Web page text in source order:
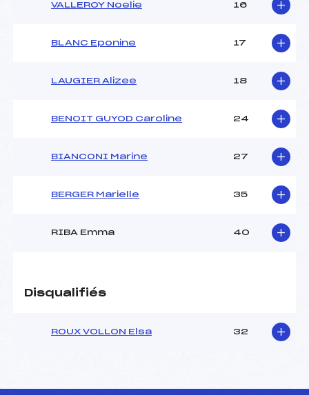
VALLEROY Noelie 16
BLANC Eponine 17
LAUGIER Alizee 18
BENOIT GUYOD Caroline 24
BIANCONI Marine 27
BERGER Marielle 35
RIBA Emma 40
Disqualifiés
ROUX VOLLON Elsa 32